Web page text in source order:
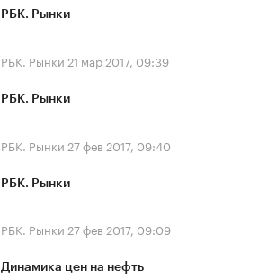
РБК. Рынки
РБК. Рынки 21 мар 2017, 09:39
РБК. Рынки
РБК. Рынки 27 фев 2017, 09:40
РБК. Рынки
РБК. Рынки 27 фев 2017, 09:09
Динамика цен на нефть